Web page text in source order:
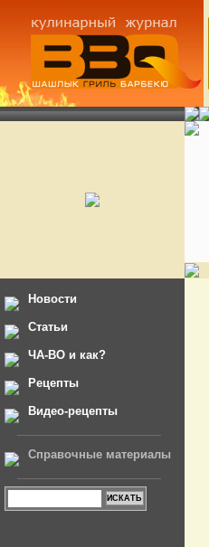
Новости
Статьи
ЧА-ВО и как?
Рецепты
Видео-рецепты
Справочные материалы